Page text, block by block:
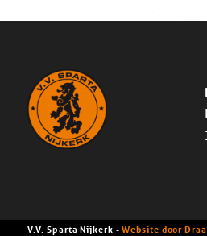
V.V. Sparta Nijkerk -Website door